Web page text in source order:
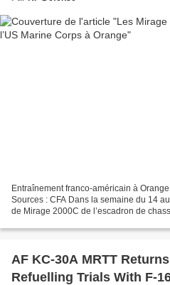
Entraînement franco-américain à
Sources : CFA Dans la semaine du 14
de Mirage 2000C de l’escadron de
AF KC-30A MRTT
Refuelling Trials With F-